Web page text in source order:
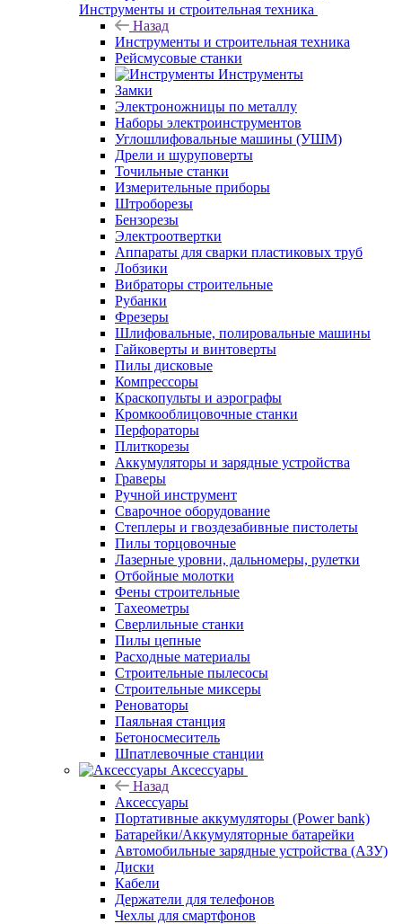
Инструменты и строительная техника
Назад
Инструменты и строительная техника
Рейсмусовые станки
Инструменты
Замки
Электроножницы по металлу
Наборы электроинструментов
Углошлифовальные машины (УШМ)
Дрели и шуруповерты
Точильные станки
Измерительные приборы
Штроборезы
Бензорезы
Электроотвертки
Аппараты для сварки пластиковых труб
Лобзики
Вибраторы строительные
Рубанки
Фрезеры
Шлифовальные, полировальные машины
Гайковерты и винтоверты
Пилы дисковые
Компрессоры
Краскопульты и аэрографы
Кромкооблицовочные станки
Перфораторы
Плиткорезы
Аккумуляторы и зарядные устройства
Граверы
Ручной инструмент
Сварочное оборудование
Степлеры и гвоздезабивные пистолеты
Пилы торцовочные
Лазерные уровни, дальномеры, рулетки
Отбойные молотки
Фены строительные
Тахеометры
Сверлильные станки
Пилы цепные
Расходные материалы
Строительные пылесосы
Строительные миксеры
Реноваторы
Паяльная станция
Бетоносмеситель
Шпатлевочные станции
Аксессуары
Назад
Аксессуары
Портативные аккумуляторы (Power bank)
Батарейки/Аккумуляторные батарейки
Автомобильные зарядные устройства (АЗУ)
Диски
Кабели
Держатели для телефонов
Чехлы для смартфонов